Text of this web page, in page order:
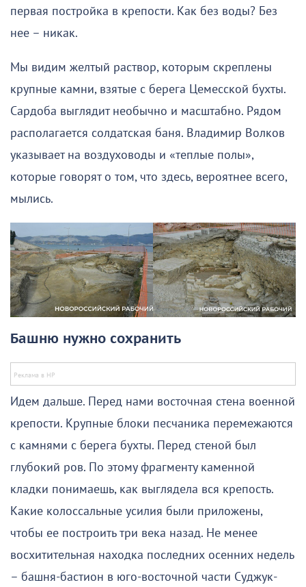
первая постройка в крепости. Как без воды? Без
нее – никак.
Мы видим желтый раствор, которым скреплены
крупные камни, взятые с берега Цемесской бухты.
Сардоба выглядит необычно и масштабно. Рядом
располагается солдатская баня. Владимир Волков
указывает на воздуховоды и «теплые полы»,
которые говорят о том, что здесь, вероятнее всего,
мылись.
Башню нужно сохранить
Идем дальше. Перед нами восточная стена военной
крепости. Крупные блоки песчаника перемежаются
с камнями с берега бухты. Перед стеной был
глубокий ров. По этому фрагменту каменной
кладки понимаешь, как выглядела вся крепость.
Какие колоссальные усилия были приложены,
чтобы ее построить три века назад. Не менее
восхитительная находка последних осенних недель
– башня-бастион в юго-восточной части Суджук-